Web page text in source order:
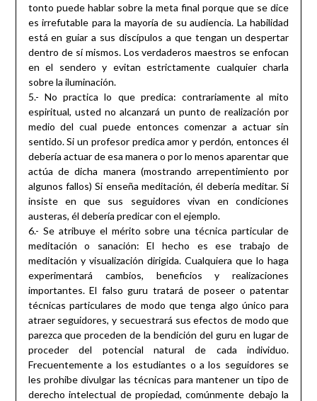
tonto puede hablar sobre la meta final porque que se dice
es irrefutable para la mayoría de su audiencia. La habilidad
está en guiar a sus discípulos a que tengan un despertar
dentro de sí mismos. Los verdaderos maestros se enfocan
en el sendero y evitan estrictamente cualquier charla
sobre la iluminación.
5.- No practica lo que predica: contrariamente al mito
espiritual, usted no alcanzará un punto de realización por
medio del cual puede entonces comenzar a actuar sin
sentido. Si un profesor predica amor y perdón, entonces él
debería actuar de esa manera o por lo menos aparentar que
actúa de dicha manera (mostrando arrepentimiento por
algunos fallos) Si enseña meditación, él debería meditar. Si
insiste en que sus seguidores vivan en condiciones
austeras, él debería predicar con el ejemplo.
6.- Se atribuye el mérito sobre una técnica particular de
meditación o sanación: El hecho es ese trabajo de
meditación y visualización dirigida. Cualquiera que lo haga
experimentará cambios, beneficios y realizaciones
importantes. El falso guru tratará de poseer o patentar
técnicas particulares de modo que tenga algo único para
atraer seguidores, y secuestrará sus efectos de modo que
parezca que proceden de la bendición del guru en lugar de
proceder del potencial natural de cada individuo.
Frecuentemente a los estudiantes o a los seguidores se
les prohibe divulgar las técnicas para mantener un tipo de
derecho intelectual de propiedad, comúnmente debajo la